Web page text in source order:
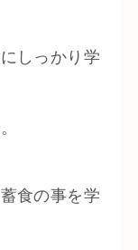
しっかり学
食の事を学